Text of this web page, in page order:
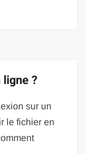
?
sur un
le fichier en